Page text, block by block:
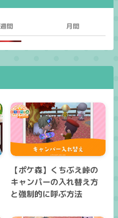
週間 月間
【ポケ森】くちぶえ峠の
キャンパーの入れ替え方
と強制的に呼ぶ方法